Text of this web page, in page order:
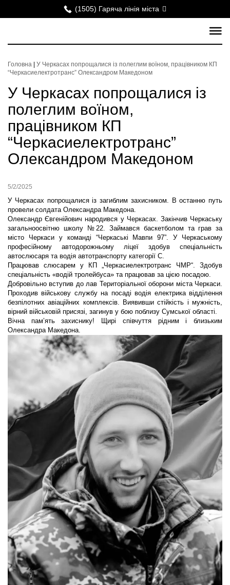
(1505) Гаряча лінія міста
Головна
У Черкасах попрощалися із полеглим воїном, працівником КП
“Черкасиелектротранс” Олександром Македоном
У Черкасах попрощалися із
полеглим воїном,
працівником КП
“Черкасиелектротранс”
Олександром Македоном
5/2/2025
У Черкасах попрощалися із загиблим захисником. В останню путь
провели солдата Олександра Македона.
Олександр Євгенійович народився у Черкасах. Закінчив Черкаську
загальноосвітню школу №22. Займався баскетболом та грав за
місто Черкаси у команді “Черкаські Мавпи 97”. У Черкаському
професійному автодорожньому ліцеї здобув спеціальність
автослюсаря та водія автотранспорту категорії С.
Працював слюсарем у КП „Черкасиелектротранс ЧМР“. Здобув
спеціальність «водій тролейбуса» та працював за цією посадою.
Добровільно вступив до лав Територіальної оборони міста Черкаси.
Проходив військову службу на посаді водія електрика відділення
безпілотних авіаційних комплексів. Виявивши стійкість і мужність,
вірний військовій присязі, загинув у бою поблизу Сумської області.
Вічна пам’ять захиснику! Щирі співчуття рідним і близьким
Олександра Македона.